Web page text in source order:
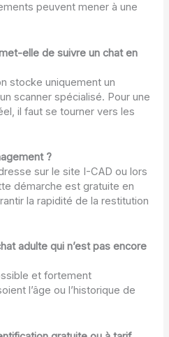
peuvent mener à une
elle de suivre un chat en
stocke uniquement un
scanner spécialisé. Pour une
il faut se tourner vers les
?
sur le site I-CAD ou lors
démarche est gratuite en
la rapidité de la restitution
adulte qui n’est pas encore
et fortement
l’âge ou l’historique de